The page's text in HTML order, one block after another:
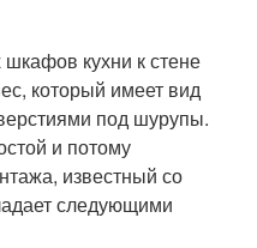
кухни к стене
который имеет вид
под шурупы.
и потому
известный со
следующими